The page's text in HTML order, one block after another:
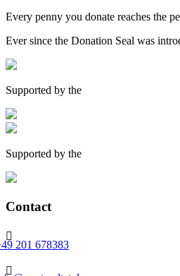
Every penny you donate reaches the
Ever since the Donation Seal was
Supported by the
Supported by the
Contact

201 678383
